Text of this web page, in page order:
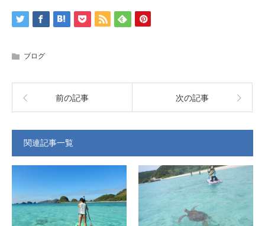
ブログ
前の記事 次の記事
関連記事一覧